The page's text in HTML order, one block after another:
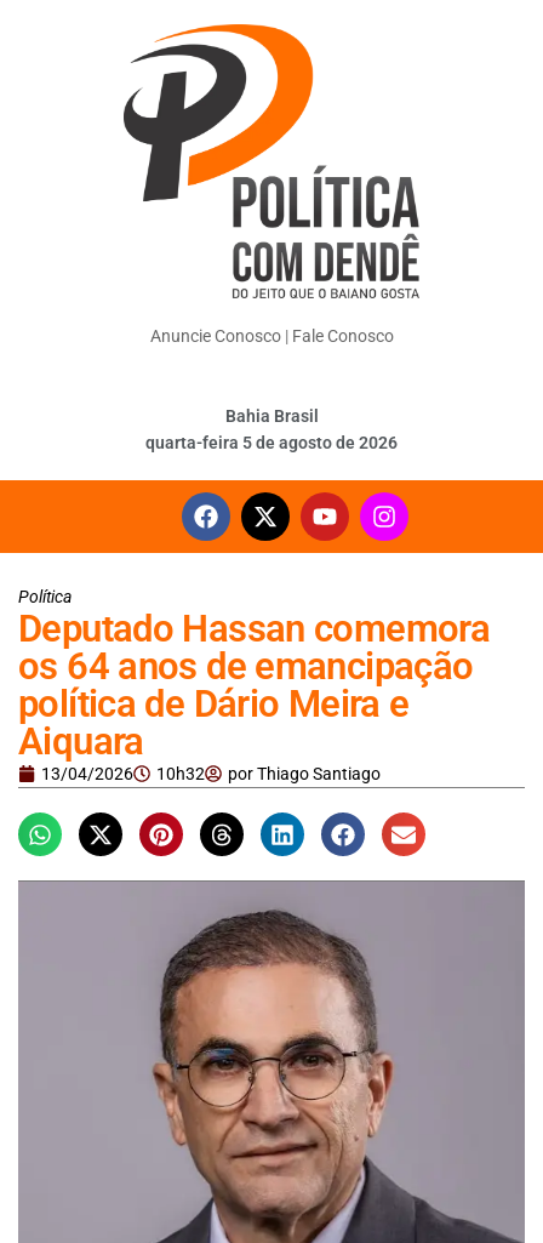
Anuncie Conosco| Fale Conosco
Bahia Brasil
quarta-feira 5 de agosto de 2026
Política
Deputado Hassan comemora
os 64 anos de emancipação
política de Dário Meira e
Aiquara
13/04/2026 10h32 porThiago Santiago